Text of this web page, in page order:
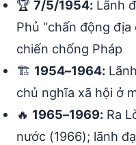
🏆 7/5/1954: Lãnh
Phủ “chấn động
chiến chống Pháp
🏗️ 1954–1964:
chủ nghĩa xã hội ở
🔥 1965–1969: Ra
nước (1966); lãnh